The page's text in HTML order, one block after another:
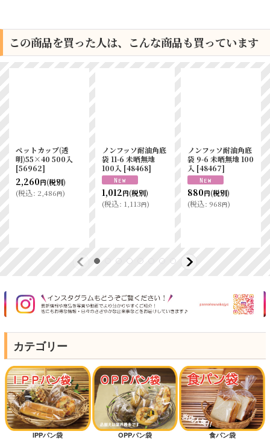
この商品を買った人は、こんな商品も買っています
ペットカップ(透
明)55×40 500入
[56962]
2,260円(税別)
(税込: 2,486円)
ノンフッソ耐油角底
袋 11-6 未晒無地
100入 [48468]
1,012円(税別)
(税込: 1,113円)
ノンフッソ耐油角底
袋 9-6 未晒無地 100
入 [48467]
880円(税別)
(税込: 968円)
カテゴリー
IPPパン袋 OPPパン袋 食パン袋